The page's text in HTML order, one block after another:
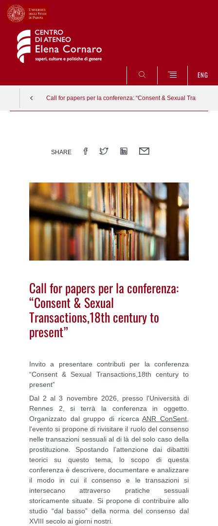
CERCA
ENG
Call for papers per la conferenza: “Consent & Sexual
SHARE
Call for papers per la conferenza:
“Consent & Sexual
Transactions,18th century to
present”
Invito a presentare contributi per la conferenza
“Consent & Sexual Transactions,18th century to
present”
Dal 2 al 3 novembre 2026, presso l'Università di
Rennes 2, si terrà la conferenza in oggetto.
Organizzato dal gruppo di ricercaANR ConSent
l'evento si propone di rivisitare il ruolo del consenso
nelle transazioni sessuali al di là del solo caso della
prostituzione. Spostando l’attenzione dai dibattiti
teorici su questo tema, lo scopo di questa
conferenza è descrivere, documentare e analizzare
il modo in cui il consenso e le transazioni si
intersecano attraverso pratiche sessuali
storicamente situate. Si propone di contribuire allo
studio “dal basso” della norma del consenso dal
XVIII secolo ai giorni nostri.